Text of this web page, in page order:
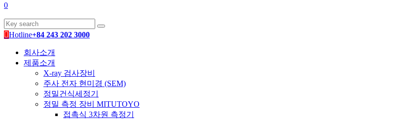
0
Hotline+84 243 202 3000
회사소개
제품소개
X-ray 검사장비
주사 전자 현미경 (SEM)
정밀건식세정기
정밀 측정 장비 MITUTOYO
접촉식 3차원 측정기